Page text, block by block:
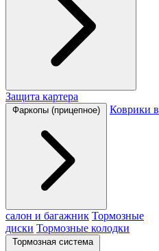
Защита картера
Фаркопы (прицепное) Коврики в
салон и багажник Тормозные
диски Тормозные колодки
Тормозная система